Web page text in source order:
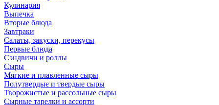
Кулинария
Выпечка
Вторые блюда
Завтраки
Салаты, закуски, перекусы
Первые блюда
Сэндвичи и роллы
Сыры
Мягкие и плавленные сыры
Полутвердые и твердые сыры
Творожистые и рассольные сыры
Сырные тарелки и ассорти